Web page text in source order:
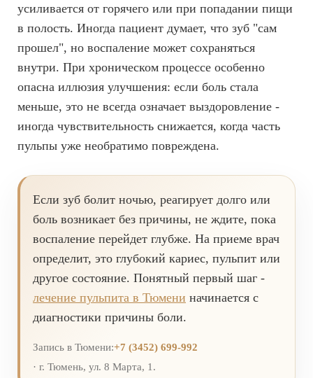
усиливается от горячего или при попадании пищи
в полость. Иногда пациент думает, что зуб "сам
прошел", но воспаление может сохраняться
внутри. При хроническом процессе особенно
опасна иллюзия улучшения: если боль стала
меньше, это не всегда означает выздоровление -
иногда чувствительность снижается, когда часть
пульпы уже необратимо повреждена.
Если зуб болит ночью, реагирует долго или
боль возникает без причины, не ждите, пока
воспаление перейдет глубже. На приеме врач
определит, это глубокий кариес, пульпит или
другое состояние. Понятный первый шаг -
лечение пульпита в Тюмени начинается с
диагностики причины боли.
Запись в Тюмени:+7 (3452) 699-992
· г. Тюмень, ул. 8 Марта, 1.